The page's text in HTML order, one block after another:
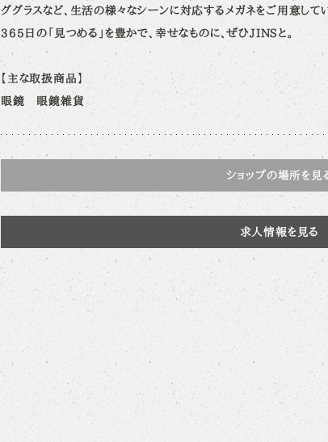
ググラスなど、生活の様々なシーンに対応するメガネをご用意してい
365日の「見つめる」を豊かで、幸せなものに、ぜひJINSと。
【主な取扱商品】
眼鏡 眼鏡雑貨
ショップの場所を見
求人情報を見る